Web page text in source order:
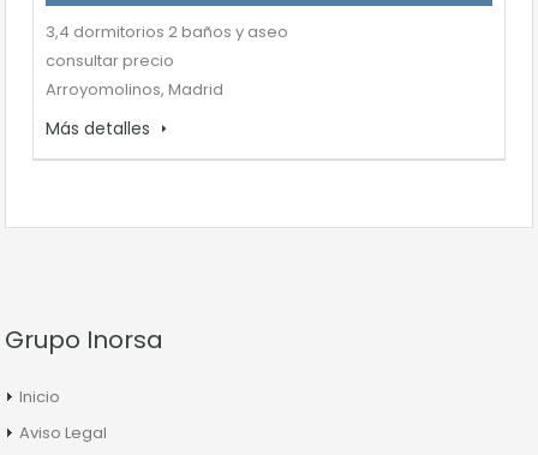
3,4 dormitorios 2 baños y aseo
consultar precio
Arroyomolinos, Madrid
Más detalles
Grupo Inorsa
Inicio
Aviso Legal